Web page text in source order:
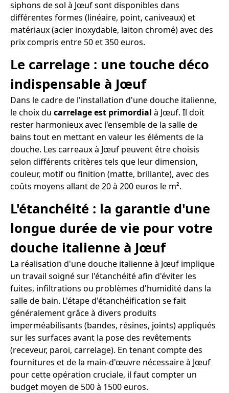
siphons de sol à Jœuf sont disponibles dans
différentes formes (linéaire, point, caniveaux) et
matériaux (acier inoxydable, laiton chromé) avec des
prix compris entre 50 et 350 euros.
Le carrelage : une touche déco
indispensable à Jœuf
Dans le cadre de l'installation d'une douche italienne,
le choix du carrelage est primordial à Jœuf. Il doit
rester harmonieux avec l'ensemble de la salle de
bains tout en mettant en valeur les éléments de la
douche. Les carreaux à Jœuf peuvent être choisis
selon différents critères tels que leur dimension,
couleur, motif ou finition (matte, brillante), avec des
coûts moyens allant de 20 à 200 euros le m².
L'étanchéité : la garantie d'une
longue durée de vie pour votre
douche italienne à Jœuf
La réalisation d'une douche italienne à Jœuf implique
un travail soigné sur l'étanchéité afin d'éviter les
fuites, infiltrations ou problèmes d'humidité dans la
salle de bain. L'étape d'étanchéification se fait
généralement grâce à divers produits
imperméabilisants (bandes, résines, joints) appliqués
sur les surfaces avant la pose des revêtements
(receveur, paroi, carrelage). En tenant compte des
fournitures et de la main-d'œuvre nécessaire à Jœuf
pour cette opération cruciale, il faut compter un
budget moyen de 500 à 1500 euros.